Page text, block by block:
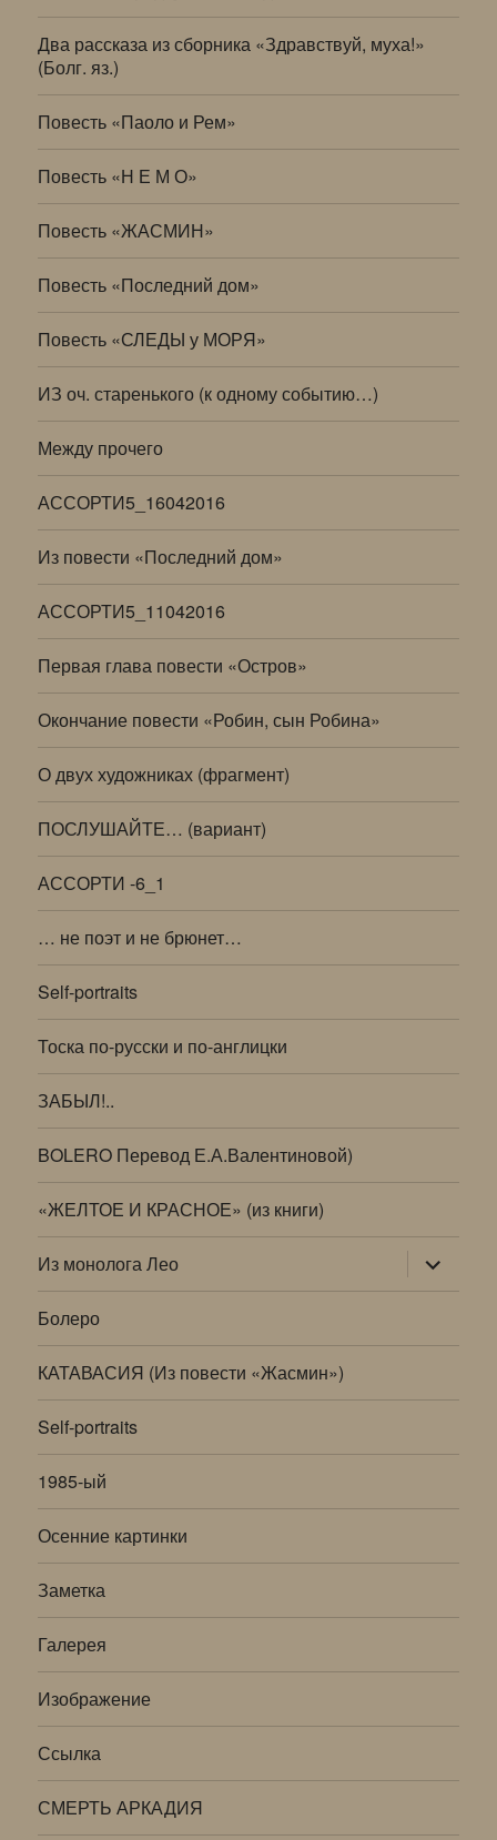
Два рассказа из сборника «Здравствуй, муха!»
(Болг. яз.)
Повесть «Паоло и Рем»
Повесть «Н Е М О»
Повесть «ЖАСМИН»
Повесть «Последний дом»
Повесть «СЛЕДЫ у МОРЯ»
ИЗ оч. старенького (к одному событию…)
Между прочего
АССОРТИ5_16042016
Из повести «Последний дом»
АССОРТИ5_11042016
Первая глава повести «Остров»
Окончание повести «Робин, сын Робина»
О двух художниках (фрагмент)
ПОСЛУШАЙТЕ… (вариант)
АССОРТИ -6_1
… не поэт и не брюнет…
Self-portraits
Тоска по-русски и по-англицки
ЗАБЫЛ!..
BOLERO Перевод Е.А.Валентиновой)
«ЖЕЛТОЕ И КРАСНОЕ» (из книги)
Из монолога Лео раскрыть
дочернее
меню
Болеро
КАТАВАСИЯ (Из повести «Жасмин»)
Self-portraits
1985-ый
Осенние картинки
Заметка
Галерея
Изображение
Ссылка
СМЕРТЬ АРКАДИЯ